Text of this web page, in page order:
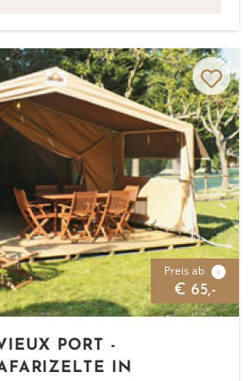
Preis ab i
€ 65,-
PORT -
IN